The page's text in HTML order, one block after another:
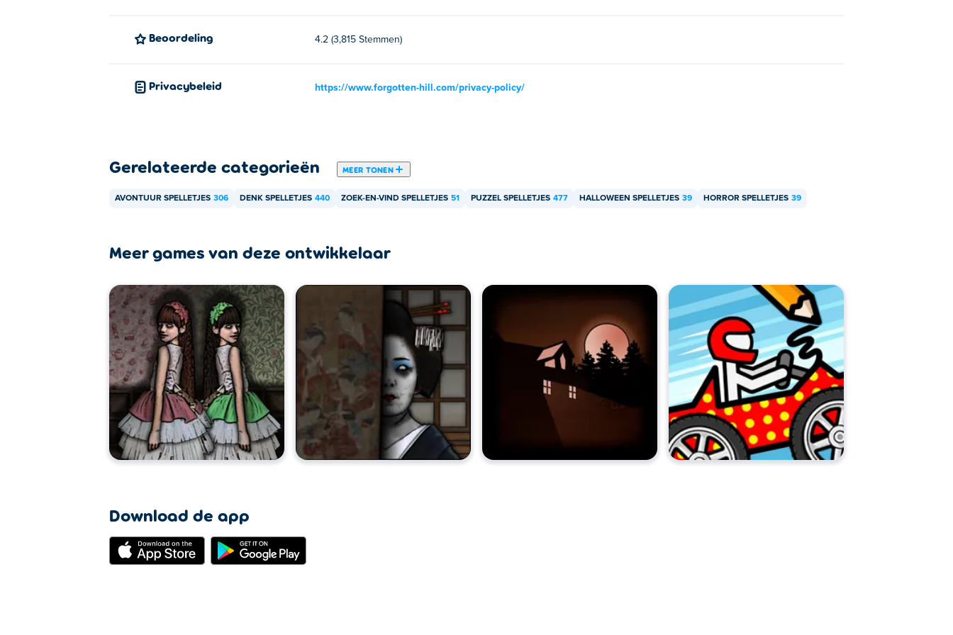
Beoordeling 4.2 (3,815 Stemmen)
Privacybeleid https://www.forgotten-hill.com/privacy-policy/
Gerelateerde categorieën MEER TONEN
AVONTUUR SPELLETJES 306 DENK SPELLETJES 440 ZOEK-EN-VIND SPELLETJES 51 PUZZEL SPELLETJES 477 HALLOWEEN SPELLETJES 39 HORROR SPELLETJES 39
Meer games van deze ontwikkelaar
Download de app